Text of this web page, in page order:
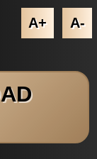
A+ A-